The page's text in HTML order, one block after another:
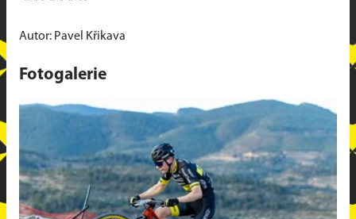
Autor: Pavel Křikava
Fotogalerie